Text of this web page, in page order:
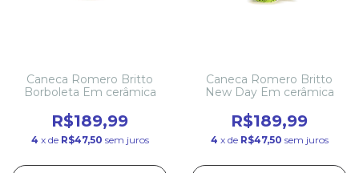
Caneca Romero Britto
Borboleta Em cerâmica
R$189,99
4 x de R$47,50 sem juros
Caneca Romero Britto
New Day Em cerâmica
R$189,99
4 x de R$47,50 sem juros